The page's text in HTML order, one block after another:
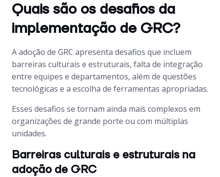
Quais são os desafios da
implementação de GRC?
A adoção de GRC apresenta desafios que incluem
barreiras culturais e estruturais, falta de integração
entre equipes e departamentos, além de questões
tecnológicas e a escolha de ferramentas apropriadas.
Esses desafios se tornam ainda mais complexos em
organizações de grande porte ou com múltiplas
unidades.
Barreiras culturais e estruturais na
adoção de GRC